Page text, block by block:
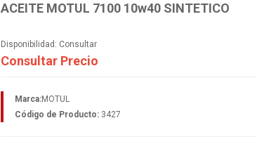
ACEITE MOTUL 7100 10w40 SINTETICO
Disponibilidad: Consultar
Consultar Precio
Marca:MOTUL
Código de Producto: 3427